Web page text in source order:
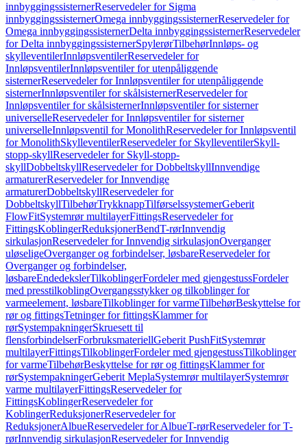
innbyggingssisternerReservedeler for Sigma
innbyggingssisternerOmega innbyggingssisternerReservedeler for
Omega innbyggingssisternerDelta innbyggingssisternerReservedeler
for Delta innbyggingssisternerSpylerørTilbehørInnløps- og
skylleventilerInnløpsventilerReservedeler for
InnløpsventilerInnløpsventiler for utenpåliggende
sisternerReservedeler for Innløpsventiler for utenpåliggende
sisternerInnløpsventiler for skålsisternerReservedeler for
Innløpsventiler for skålsisternerInnløpsventiler for sisterner
universelleReservedeler for Innløpsventiler for sisterner
universelleInnløpsventil for MonolithReservedeler for Innløpsventil
for MonolithSkylleventilerReservedeler for SkylleventilerSkyll-
stopp-skyllReservedeler for Skyll-stopp-
skyllDobbeltskyllReservedeler for DobbeltskyllInnvendige
armaturerReservedeler for Innvendige
armaturerDobbeltskyllReservedeler for
DobbeltskyllTilbehørTrykknappTilførselssystemerGeberit
FlowFitSystemrør multilayerFittingsReservedeler for
FittingsKoblingerReduksjonerBendT-rørInnvendig
sirkulasjonReservedeler for Innvendig sirkulasjonOverganger
uløseligeOverganger og forbindelser, løsbareReservedeler for
Overganger og forbindelser,
løsbareEndedekslerTilkoblingerFordeler med gjengestussFordeler
med presstilkoblingOvergangsstykker og tilkoblinger for
varmeelement, løsbareTilkoblinger for varmeTilbehørBeskyttelse for
rør og fittingsTetninger for fittingsKlammer for
rørSystempakningerSkruesett til
flensforbindelserForbruksmateriellGeberit PushFitSystemrør
multilayerFittingsTilkoblingerFordeler med gjengestussTilkoblinger
for varmeTilbehørBeskyttelse for rør og fittingsKlammer for
rørSystempakningerGeberit MeplaSystemrør multilayerSystemrør
varme multilayerFittingsReservedeler for
FittingsKoblingerReservedeler for
KoblingerReduksjonerReservedeler for
ReduksjonerAlbueReservedeler for AlbueT-rørReservedeler for T-
rørInnvendig sirkulasjonReservedeler for Innvendig